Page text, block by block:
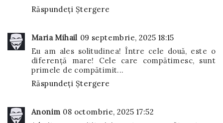
Răspundeți Ștergere
Maria Mihail 09 septembrie, 2025 18:15
Eu am ales solitudinea! Între cele două, este o
diferență mare! Cele care compătimesc, sunt
primele de compătimit...
Răspundeți Ștergere
Anonim 08 octombrie, 2025 17:52